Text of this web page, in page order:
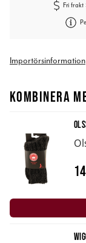
Fri frakt
Importörsinformation
KOMBINERA